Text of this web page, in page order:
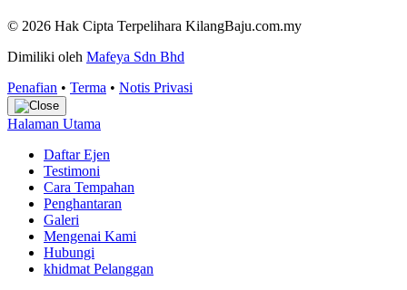
© 2026 Hak Cipta Terpelihara KilangBaju.com.my
Dimiliki oleh Mafeya Sdn Bhd
Penafian • Terma • Notis Privasi
Halaman Utama
Daftar Ejen
Testimoni
Cara Tempahan
Penghantaran
Galeri
Mengenai Kami
Hubungi
khidmat Pelanggan